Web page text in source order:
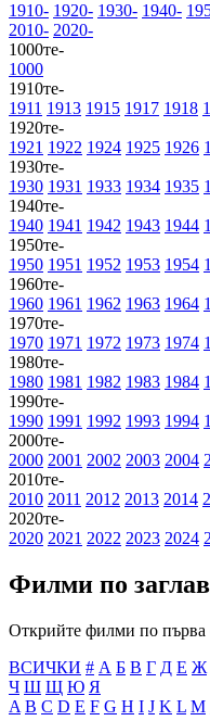
1910- 1920- 1930- 1940-
2010- 2020-
1000те-
1000
1910те-
1911 1913 1915 1917 1918
1920те-
1921 1922 1924 1925 1926
1930те-
1930 1931 1933 1934 1935
1940те-
1940 1941 1942 1943 1944
1950те-
1950 1951 1952 1953 1954
1960те-
1960 1961 1962 1963 1964
1970те-
1970 1971 1972 1973 1974
1980те-
1980 1981 1982 1983 1984
1990те-
1990 1991 1992 1993 1994
2000те-
2000 2001 2002 2003 2004
2010те-
2010 2011 2012 2013 2014
2020те-
2020 2021 2022 2023 2024
Филми по
Открийте филми по първа
ВСИЧКИ # А Б В Г Д Е Ж
Ч Ш Щ Ю Я
A B C D E F G H I J K L M